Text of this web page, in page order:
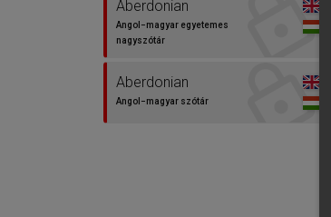
Aberdonian
Angol−magyar egyetemes
nagyszótár
Aberdonian
Angol−magyar szótár